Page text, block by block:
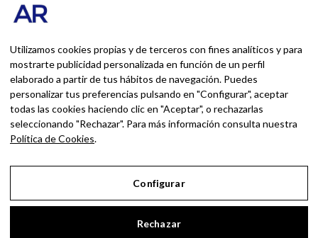
Romero. Experiencias personales y
con lo que hace cada día
BUSCAR POR:
BUSCAR
Ingresa las palabras de la búsqueda y presiona
Enter.
Utilizamos cookies propias y de terceros con fines analíticos y para
mostrarte publicidad personalizada en función de un perfil
elaborado a partir de tus hábitos de navegación. Puedes
personalizar tus preferencias pulsando en "Configurar", aceptar
todas las cookies haciendo clic en "Aceptar", o rechazarlas
seleccionando "Rechazar". Para más información consulta nuestra
Política de Cookies.
Configurar
Rechazar
Aviso Legal
Política de Privacidad